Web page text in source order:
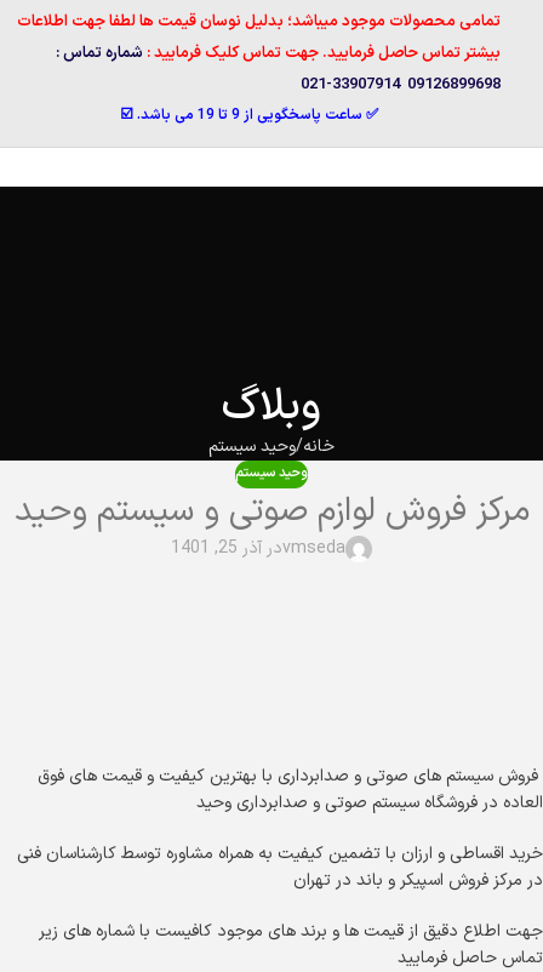
تمامی محصولات موجود میباشد؛ بدلیل نوسان قیمت ها لطفا جهت اطلاعات
بیشتر تماس حاصل فرمایید. جهت تماس کلیک فرمایید : شماره تماس :
09126899698 33907914-021
✅ ساعت پاسخگویی از 9 تا 19 می باشد. ☑️
وبلاگ
خانه وحید سیستم
وحید سیستم
مرکز فروش لوازم صوتی و سیستم وحید
vmsedaدر آذر 25, 1401
فروش سیستم های صوتی و صدابرداری با بهترین کیفیت و قیمت های فوق
العاده در فروشگاه سیستم صوتی و صدابرداری وحید
خرید اقساطی و ارزان با تضمین کیفیت به همراه مشاوره توسط کارشناسان فنی
در مرکز فروش اسپیکر و باند در تهران
جهت اطلاع دقیق از قیمت ها و برند های موجود کافیست با شماره های زیر
تماس حاصل فرمایید